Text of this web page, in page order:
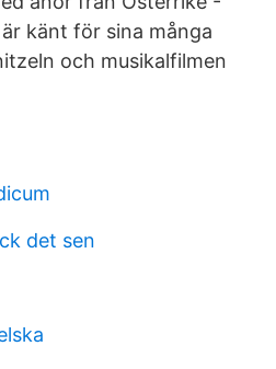
känt för sina många
och musikalfilmen
det sen